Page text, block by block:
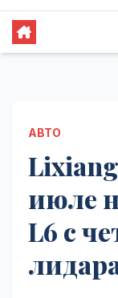
АВТО
июле
L6 с